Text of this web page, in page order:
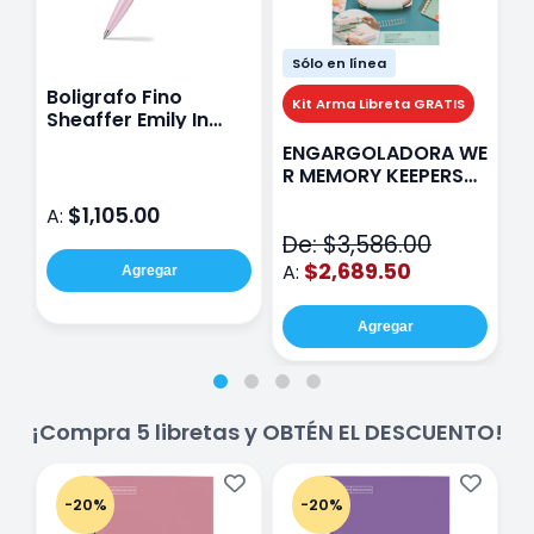
Boligrafo Fino
Sheaffer Emily In
A: $1,105.00
Agregar
Sólo en línea
Kit Arma Libreta GRATIS
ENGARGOLADORA WE
R MEMORY KEEPERS
De: $3,586.00
A: $2,689.50
Agregar
¡Compra 5 libretas y OBTÉN EL DESCUENTO!
-20% -20%